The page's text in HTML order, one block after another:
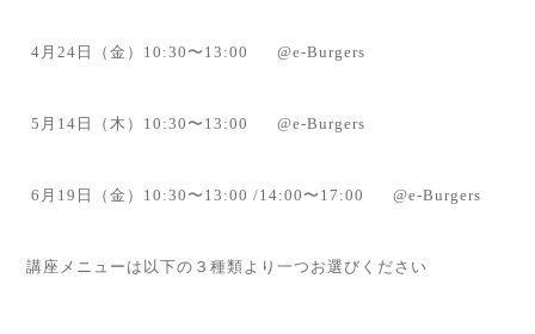
4 月24 日（金） 10:30〜13:00 @e-Burgers
5 月 14 日（木） 10:30〜13:00 @e-Burgers
6 月 19 日 （金） 10:30〜13:00 /14:00〜17:00 @e-Burgers
講座メニューは以下の３種類より一つお選びください